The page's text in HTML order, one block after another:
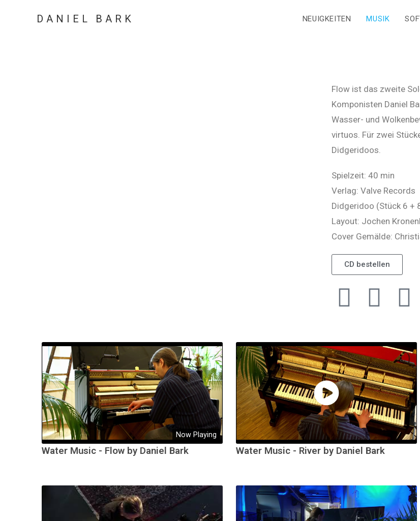
DANIEL BARK NEUIGKEITEN MUSIK
Flow ist das zweite
Komponisten Daniel
Wasser- und
virtuos. Für zwei
Didgeridoos.
Spielzeit: 40 min
Verlag: Valve Records
Didgeridoo (Stück 6 +
Layout: Jochen
Cover Gemälde:
CD bestellen
Now Playing
Water Music - Flow by Daniel Bark Water Music - River by Daniel Bark